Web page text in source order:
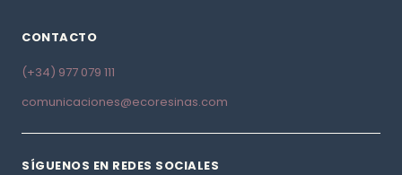
CONTACTO
(+34) 977 079 111
comunicaciones@ecoresinas.com
SÍGUENOS EN REDES SOCIALES